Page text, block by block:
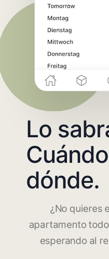
Lo
dónde.
¿No quieres
apartamento
esperando al